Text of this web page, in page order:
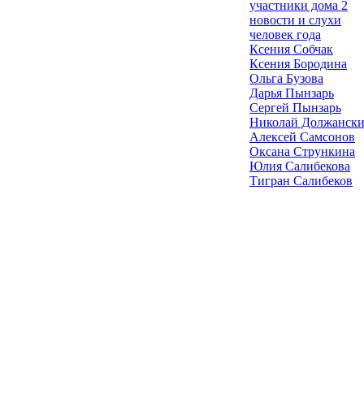
участники дома 2
новости и слухи
человек года
Ксения Собчак
Ксения Бородина
Ольга Бузова
Дарья Пынзарь
Сергей Пынзарь
Николай
Алексей Самсонов
Оксана Стрункина
Юлия Салибекова
Тигран Салибеков